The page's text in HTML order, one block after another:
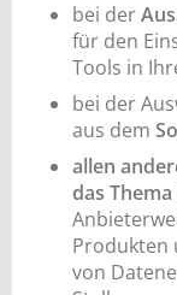
bei der
für den
Tools in
bei der
aus dem
allen
das
Produkten
von